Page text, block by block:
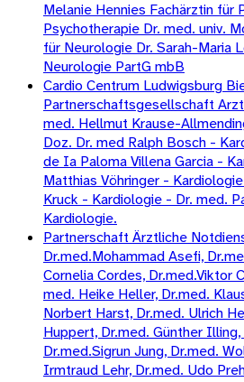
Melanie Hennies Fachärztin für
Psychotherapie Dr. med. univ.
für Neurologie Dr. Sarah-Maria
Neurologie PartG mbB
Cardio Centrum Ludwigsburg
Partnerschaftsgesellschaft
med. Hellmut Krause-
Doz. Dr. med Ralph Bosch -
de Ia Paloma Villena Garcia -
Matthias Vöhringer -
Kruck - Kardiologie - Dr. med.
Kardiologie.
Partnerschaft Ärztliche
Dr.med.Mohammad Asefi,
Cornelia Cordes, Dr.med.Viktor
med. Heike Heller, Dr.med.
Norbert Harst, Dr.med. Ulrich
Huppert, Dr.med. Günther
Dr.med.Sigrun Jung, Dr.med.
Irmtraud Lehr, Dr.med. Udo